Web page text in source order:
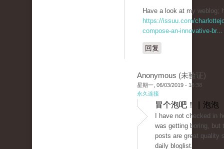
Have a look at my weblog;
https://issuu.com/
compose-an-innovative-br...
回复
Anonymous (未验证)
星期一, 06/03/2019 - 18:38
永久连接
冒个泡吧！ | 泡泡
I have not checked in
was getting boring, but
posts are great quality
daily bloglist.